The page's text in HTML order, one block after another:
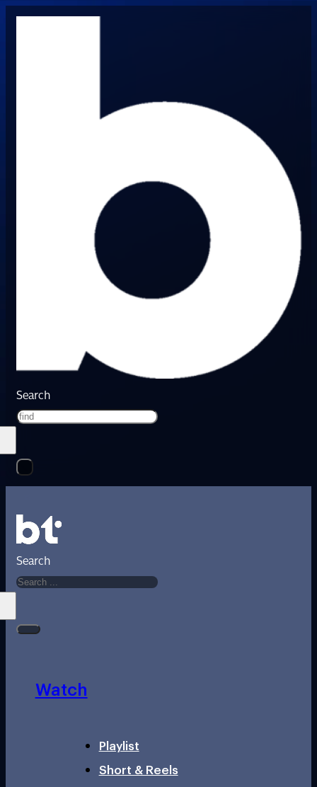
Search
Search
Watch
Playlist
Short & Reels